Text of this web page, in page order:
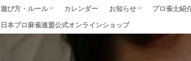
遊び方・ルール
龍龍のプレイ方法
ルール
課金方法
カレンダー お知らせ
イベント
ニュース
すべて
プロ雀士紹
日本プロ麻雀連盟公式オンラインショップ